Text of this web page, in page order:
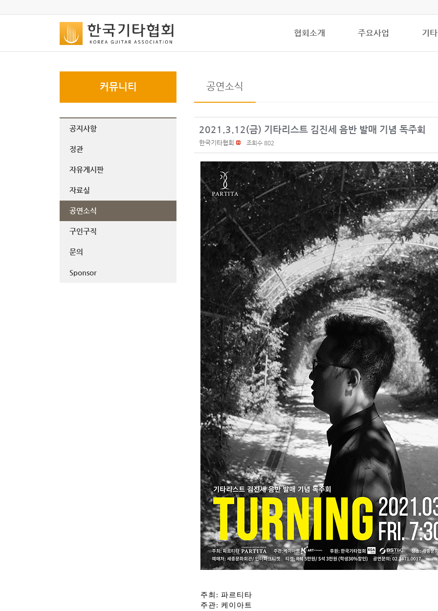
협회소개 주요사업 기
커뮤니티
공지사항
정관
자유게시판
자료실
공연소식
구인구직
문의
Sponsor
공연소식
2021.3.12(금) 기타리스트 김진세 음반 발매 기념 독주회
한국기타협회 조회수 802
주최: 파르티타
주관: 케이아트